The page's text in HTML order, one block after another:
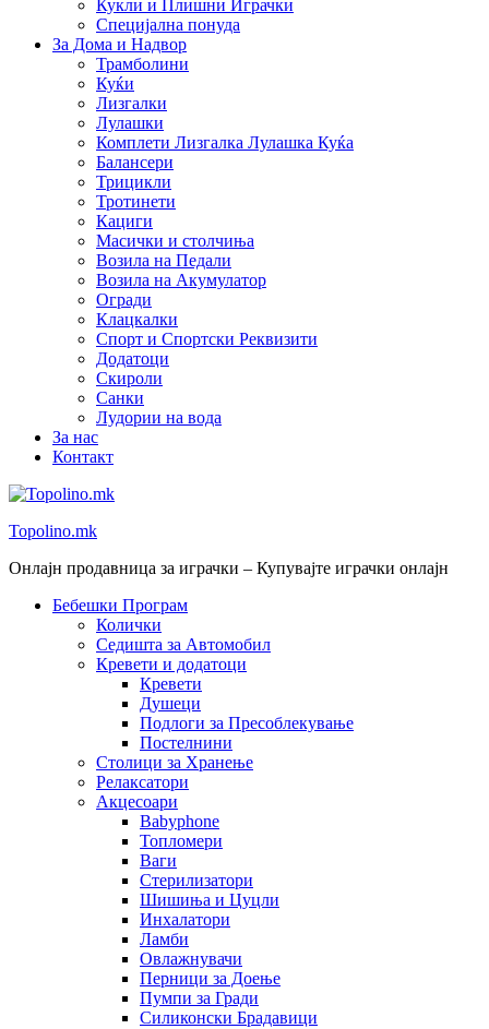
Кукли и Плишни Играчки
Специјална понуда
За Дома и Надвор
Трамболини
Куќи
Лизгалки
Лулашки
Комплети Лизгалка Лулашка Куќа
Балансери
Трицикли
Тротинети
Кациги
Mасички и столчиња
Возила на Педали
Возила на Акумулатор
Огради
Клацкалки
Спорт и Спортски Реквизити
Додатоци
Скироли
Санки
Лудории на вода
За нас
Контакт
Topolino.mk
Онлајн продавница за играчки – Купувајте играчки онлајн
Бебешки Програм
Колички
Седишта за Автомобил
Кревети и додатоци
Кревети
Душеци
Подлоги за Пресоблекување
Постелнини
Столици за Хранење
Релаксатори
Акцесоари
Babyphone
Топломери
Ваги
Стерилизатори
Шишиња и Цуцли
Инхалатори
Ламби
Овлажнувачи
Перници за Доење
Пумпи за Гради
Силиконски Брадавици